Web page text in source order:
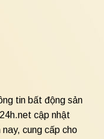
tin bất động sản
cập nhật
cung cấp cho